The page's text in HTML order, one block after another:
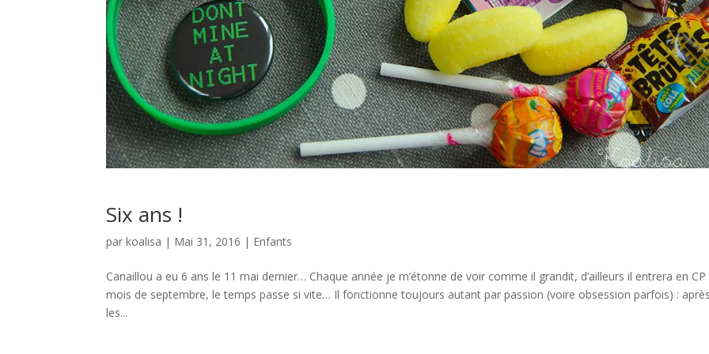
Six ans !
parkoalisa | Mai 31, 2016 | Enfants
Canaillou a eu 6 ans le 11 mai dernier… Chaque année je m’étonne de voir comme il grandit, d’ailleurs il entrera en CP
mois de septembre, le temps passe si vite… Il fonctionne toujours autant par passion (voire obsession parfois) :
les...